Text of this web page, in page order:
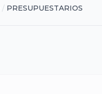
/ PRESUPUESTARIOS